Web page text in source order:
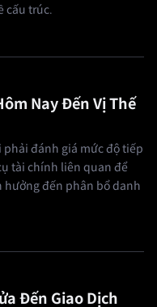
cấu trúc.
Nay Đến Vị Thế
phải đánh giá mức độ tiếp
tài chính liên quan để
hưởng đến phân bổ danh
Đến Giao Dịch